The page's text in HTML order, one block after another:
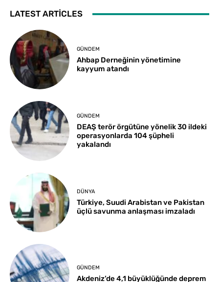
LATEST ARTICLES
GÜNDEM
Ahbap Derneğinin yönetimine
kayyum atandı
GÜNDEM
DEAŞ terör örgütüne yönelik 30 ildeki
operasyonlarda 104 şüpheli
yakalandı
DÜNYA
Türkiye, Suudi Arabistan ve Pakistan
üçlü savunma anlaşması imzaladı
GÜNDEM
Akdeniz’de 4,1 büyüklüğünde deprem